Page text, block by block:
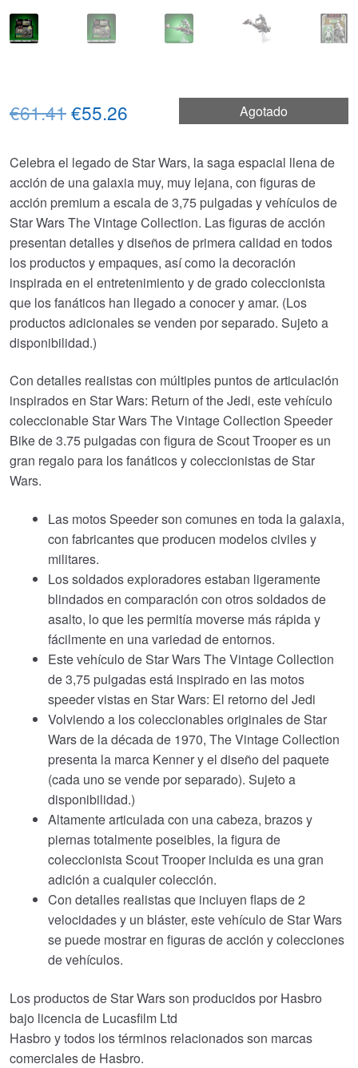
Agotado
€61.41El
original
era:
€61.41.
€55.26
actual
es:
€55.26.
Celebra el legado de Star Wars, la saga espacial llena de
acción de una galaxia muy, muy lejana, con figuras de
acción premium a escala de 3,75 pulgadas y vehículos de
Star Wars The Vintage Collection. Las figuras de acción
presentan detalles y diseños de primera calidad en todos
los productos y empaques, así como la decoración
inspirada en el entretenimiento y de grado coleccionista
que los fanáticos han llegado a conocer y amar. (Los
productos adicionales se venden por separado. Sujeto a
disponibilidad.)
Con detalles realistas con múltiples puntos de articulación
inspirados en Star Wars: Return of the Jedi, este vehículo
coleccionable Star Wars The Vintage Collection Speeder
Bike de 3.75 pulgadas con figura de Scout Trooper es un
gran regalo para los fanáticos y coleccionistas de Star
Wars.
Las motos Speeder son comunes en toda la galaxia,
con fabricantes que producen modelos civiles y
militares.
Los soldados exploradores estaban ligeramente
blindados en comparación con otros soldados de
asalto, lo que les permitía moverse más rápida y
fácilmente en una variedad de entornos.
Este vehículo de Star Wars The Vintage Collection
de 3,75 pulgadas está inspirado en las motos
speeder vistas en Star Wars: El retorno del Jedi
Volviendo a los coleccionables originales de Star
Wars de la década de 1970, The Vintage Collection
presenta la marca Kenner y el diseño del paquete
(cada uno se vende por separado). Sujeto a
disponibilidad.)
Altamente articulada con una cabeza, brazos y
piernas totalmente poseibles, la figura de
coleccionista Scout Trooper incluida es una gran
adición a cualquier colección.
Con detalles realistas que incluyen flaps de 2
velocidades y un bláster, este vehículo de Star Wars
se puede mostrar en figuras de acción y colecciones
de vehículos.
Los productos de Star Wars son producidos por Hasbro
bajo licencia de Lucasfilm Ltd
Hasbro y todos los términos relacionados son marcas
comerciales de Hasbro.